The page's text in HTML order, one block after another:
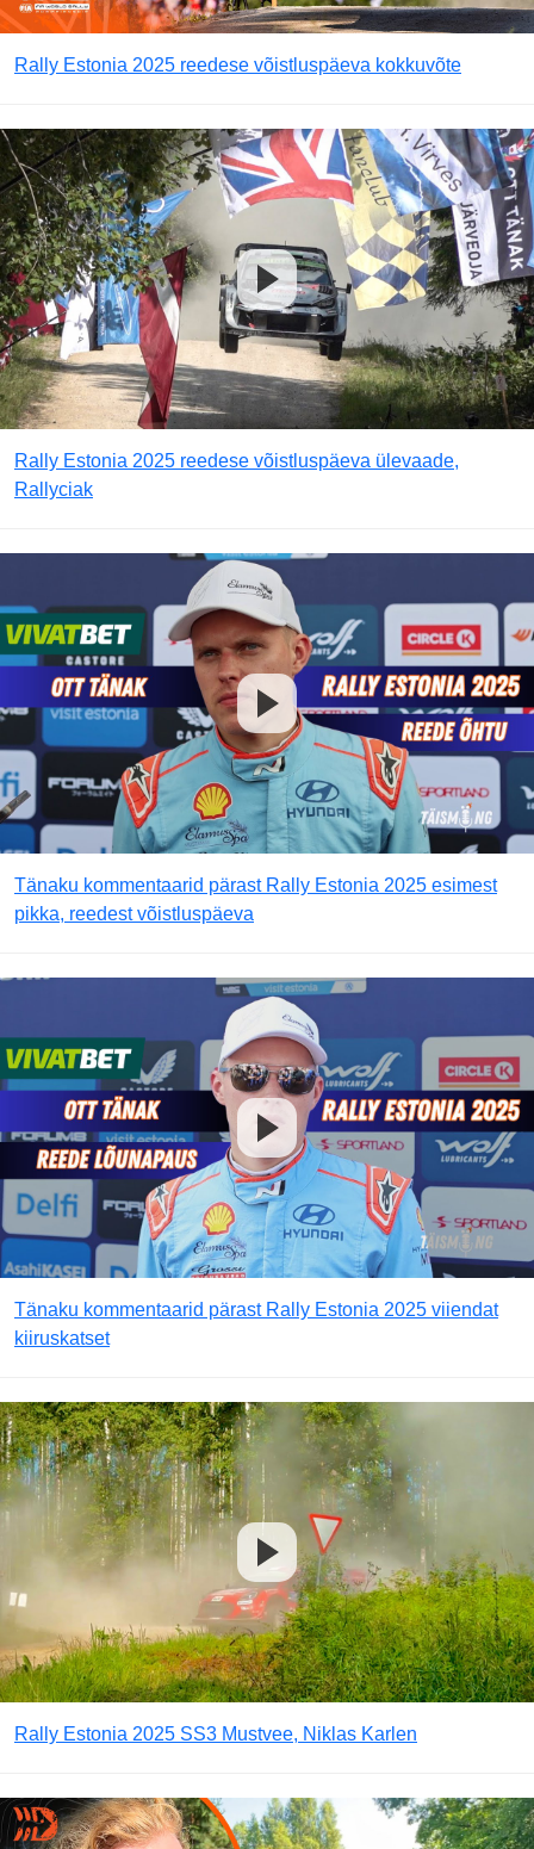
Rally Estonia 2025 reedese võistluspäeva kokkuvõte
Rally Estonia 2025 reedese võistluspäeva ülevaade,
Rallyciak
Tänaku kommentaarid pärast Rally Estonia 2025 esimest
pikka, reedest võistluspäeva
Tänaku kommentaarid pärast Rally Estonia 2025 viiendat
kiiruskatset
Rally Estonia 2025 SS3 Mustvee, Niklas Karlen